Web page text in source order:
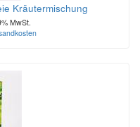
Kräutermischung
MwSt.